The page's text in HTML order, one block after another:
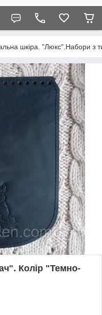
шкіра. "Люкс".Набори з
Колір "Темно-